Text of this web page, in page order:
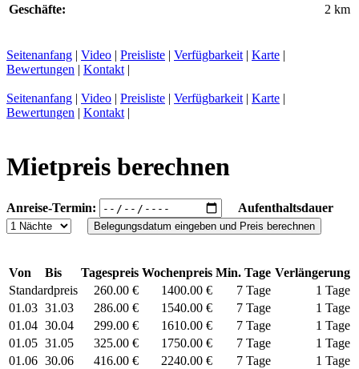
Geschäfte:
2 km
Seitenanfang | Video | Preisliste | Verfügbarkeit| Karte |
Bewertungen | Kontakt|
Seitenanfang | Video | Preisliste | Verfügbarkeit| Karte |
Bewertungen | Kontakt|
Mietpreis berechnen
Anreise-Termin: Aufenthaltsdauer
Von Bis Tagespreis Wochenpreis Min. Tage Verlängerung
Standardpreis
260.00 € 1400.00 € 7 Tage
1 Tage
01.03 31.03 286.00 € 1540.00 € 7 Tage
1 Tage
01.04 30.04 299.00 € 1610.00 € 7 Tage
1 Tage
01.05 31.05 325.00 € 1750.00 € 7 Tage
1 Tage
01.06 30.06 416.00 € 2240.00 € 7 Tage
1 Tage